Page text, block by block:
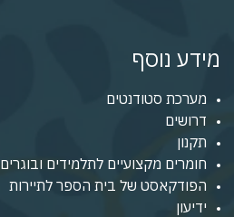
מידע נוסף
מערכת סטודנטים
דרושים
תקנון
חומרים מקצועיים לתלמידים ובוגרים
הפודקאסט של בית הספר לתיירות
ידיעון